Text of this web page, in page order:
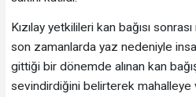
Kızılay yetkilileri kan bağısı
son zamanlarda yaz nedeniyle
gittiği bir dönemde alınan kan
sevindirdiğini belirterek mahalleye